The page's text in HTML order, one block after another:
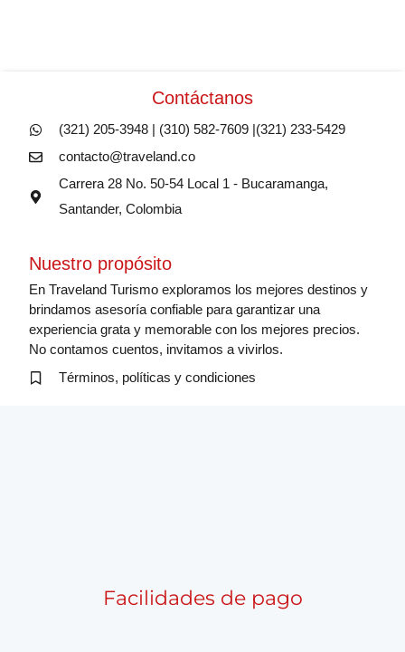
Contáctanos
(321) 205-3948 | (310) 582-7609 |(321) 233-5429
contacto@traveland.co
Carrera 28 No. 50-54 Local 1 - Bucaramanga,
Santander, Colombia
Nuestro propósito
En Traveland Turismo exploramos los mejores destinos y
brindamos asesoría confiable para garantizar una
experiencia grata y memorable con los mejores precios.
No contamos cuentos, invitamos a vivirlos.
Términos, políticas y condiciones
Facilidades de pago